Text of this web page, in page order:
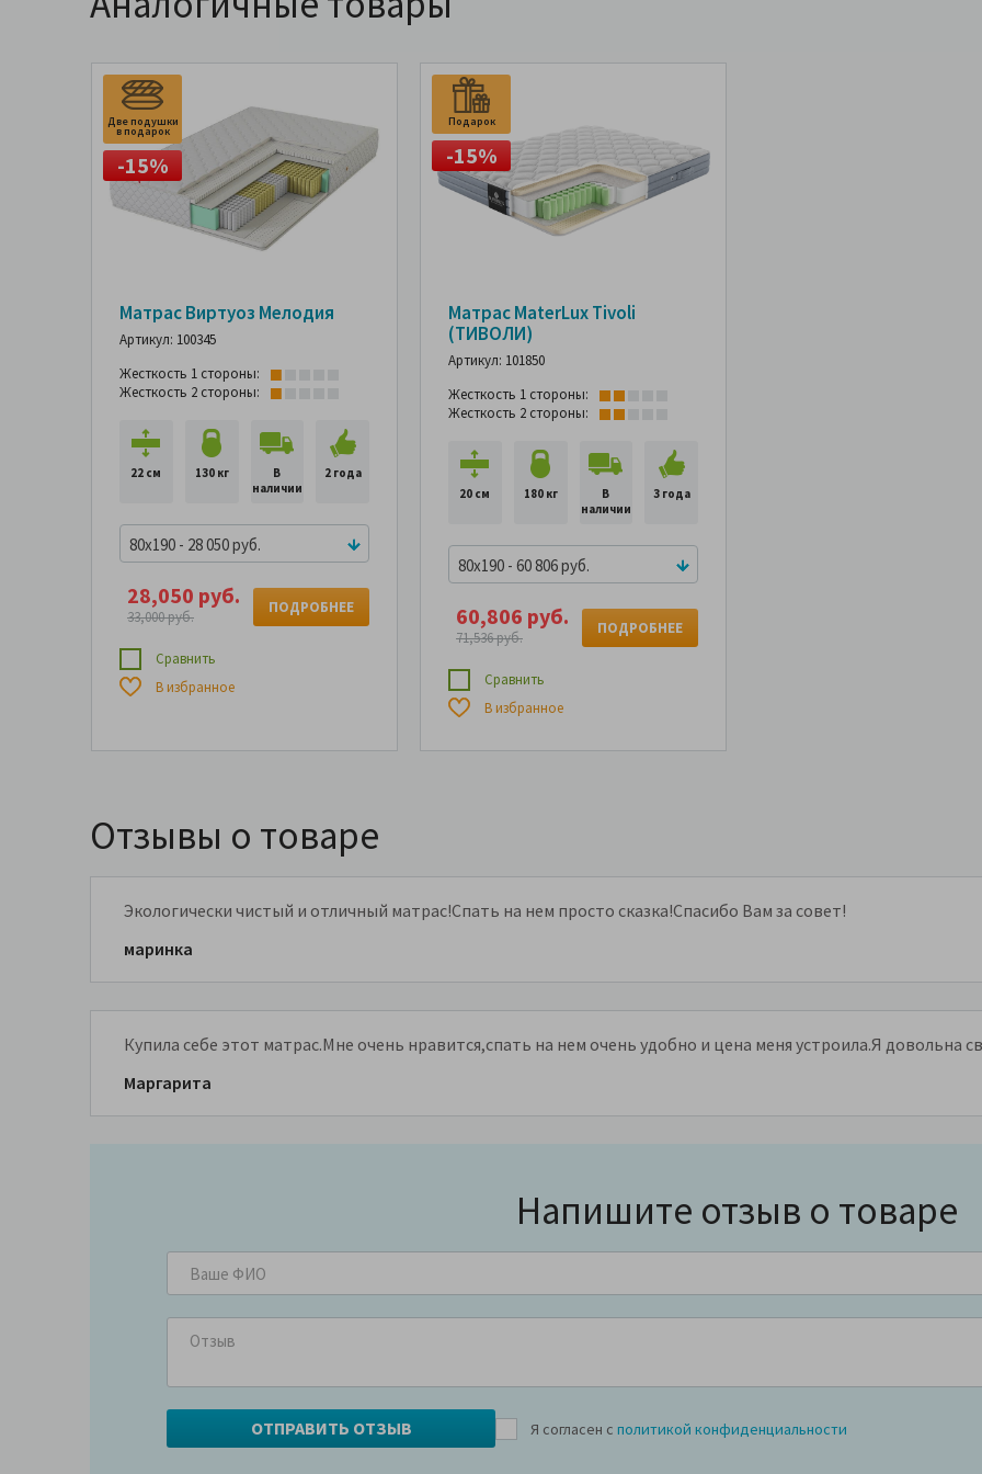
Две подушки
в подарок
-15%
Матрас Виртуоз Мелодия
Артикул: 100345
Жесткость 1 стороны:
Жесткость 2 стороны:
22 см 130 кг
В
наличии
2 года
80x190 - 28 050 руб.
28,050 руб.
33,000 руб.
ПОДРОБНЕЕ
Сравнить
В избранное
Подарок
-15%
Матрас MaterLux Tivoli
(ТИВОЛИ)
Артикул: 101850
Жесткость 1 стороны:
Жесткость 2 стороны:
20 см 180 кг
В
наличии
3 года
80x190 - 60 806 руб.
60,806 руб.
71,536 руб.
ПОДРОБНЕЕ
Сравнить
В избранное
Отзывы о товаре
Экологически чистый и отличный матрас!Спать на нем просто сказка!Спасибо Вам за совет!
маринка
Купила себе этот матрас.Мне очень нравится,спать на нем очень удобно и цена меня устроила.Я довольна
Маргарита
Напишите отзыв о товаре
Я согласен с политикой конфиденциальности